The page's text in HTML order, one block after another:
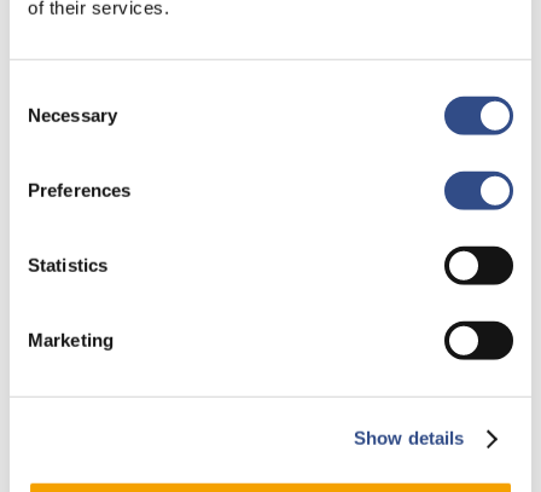
of their services.
Selection
Necessary
Preferences
Statistics
Marketing
Show details
Trainingsvlucht 4 augustus
Nieuwe AI-primeur voor Maastricht Aachen Airport:
intelligent exoskelet ondersteunt vrachtafhandeling
Je kunt je nu aanmelden voor onze Burendag 2026!